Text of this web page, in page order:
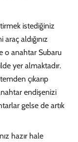
istediğiniz
aldığınız
o anahtar Subaru
yer almaktadır.
çıkarıp
endişenizi
gelse de artık
hazır hale